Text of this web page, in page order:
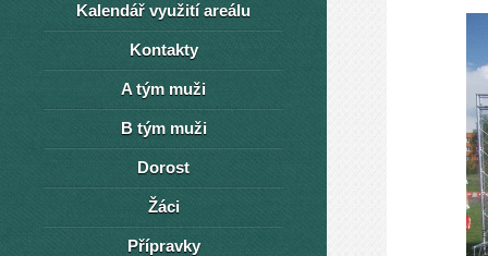
Kalendář využití areálu
Kontakty
A tým muži
B tým muži
Dorost
Žáci
Přípravky